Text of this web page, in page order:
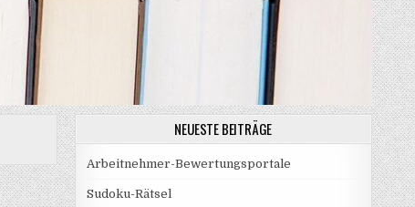
NEUESTE BEITRÄGE
Arbeitnehmer-Bewertungsportale
Sudoku-Rätsel